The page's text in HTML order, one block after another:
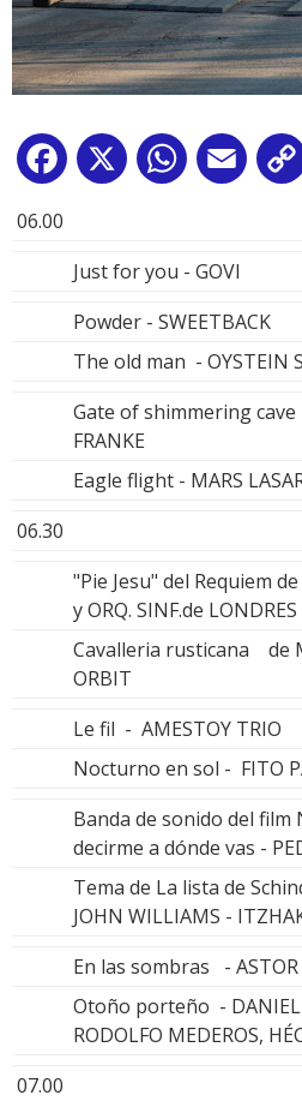
Facebook
X WhatsApp
Email
06.00
Just for you - GOVI
Powder - SWEETBACK
The old man - OYSTEIN
Gate of shimmering cave
FRANKE
Eagle flight - MARS
06.30
"Pie Jesu" del Requiem
y ORQ. SINF.de LONDRES
Cavalleria rusticana de
ORBIT
Le fil - AMESTOY TRIO
Nocturno en sol - FITO
Banda de sonido del film
decirme a dónde vas -
Tema de La lista de
JOHN WILLIAMS -
En las sombras - ASTOR
Otoño porteño - DANIEL
RODOLFO MEDEROS,
07.00